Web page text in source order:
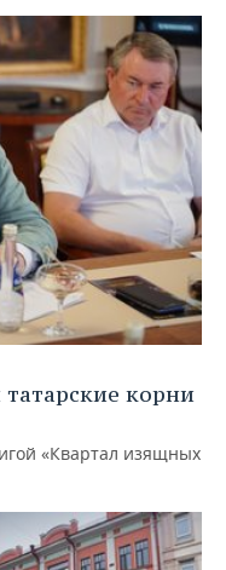
корни
«Квартал изящных